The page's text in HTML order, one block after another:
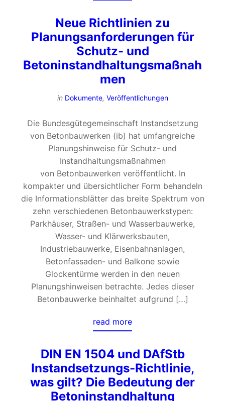
Neue Richtlinien zu
Planungsanforderungen für
Schutz- und
Betoninstandhaltungsmaßnah
men
in Dokumente, Veröffentlichungen
Die Bundesgütegemeinschaft Instandsetzung
von Betonbauwerken (ib) hat umfangreiche
Planungshinweise für Schutz- und
Instandhaltungsmaßnahmen
von Betonbauwerken veröffentlicht. In
kompakter und übersichtlicher Form behandeln
die Informationsblätter das breite Spektrum von
zehn verschiedenen Betonbauwerkstypen:
Parkhäuser, Straßen- und Wasserbauwerke,
Wasser- und Klärwerksbauten,
Industriebauwerke, Eisenbahnanlagen,
Betonfassaden- und Balkone sowie
Glockentürme werden in den neuen
Planungshinweisen betrachte. Jedes dieser
Betonbauwerke beinhaltet aufgrund […]
read more
DIN EN 1504 und DAfStb
Instandsetzungs-Richtlinie,
was gilt? Die Bedeutung der
Betoninstandhaltung